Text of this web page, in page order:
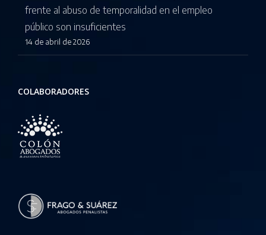
frente al abuso de temporalidad en el empleo
público son insuficientes
14 de abril de 2026
COLABORADORES